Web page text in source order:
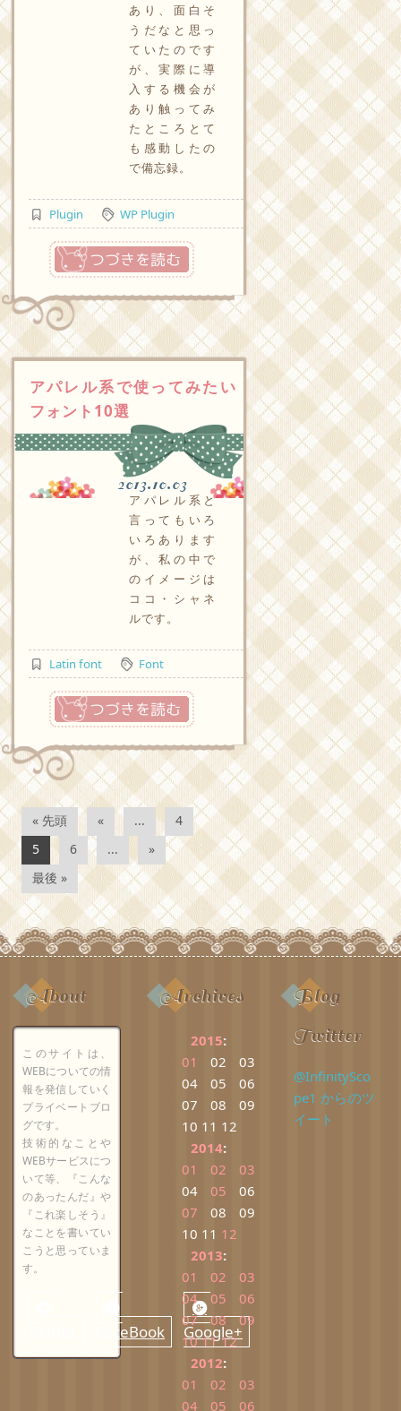
あり、面白そ
うだなと思っ
ていたのです
が、実際に導
入する機会が
あり触ってみ
たところとて
も感動したの
で備忘録。
Plugin WP Plugin
つづきを読む
アパレル系で使ってみたい
フォント10選
2013.10.03
アパレル系と
言ってもいろ
いろあります
が、私の中で
のイメージは
ココ・シャネ
ルです。
Latin font Font
つづきを読む
« 先頭 « ...
4
5
6 ...
»
最後 »
About
このサイトは、
WEBについての情
報を発信していく
プライベートブロ
グです。
技術的なことや
WEBサービスにつ
いて等、『こんな
のあったんだ』や
『これ楽しそう』
なことを書いてい
こうと思っていま
す。
FaceBook Google+
Archives
2015:
01
02
03
04
05
06
07
08
09
10 11 12
2014:
01
02
03
04
05
06
07
08
09
10 11 12
2013:
01
02
03
04
05
06
07
08
09
10 11 12
2012:
01
02
03
04
05 06
Blog
Twitter
@InfinitySco
pe1 からのツ
イート